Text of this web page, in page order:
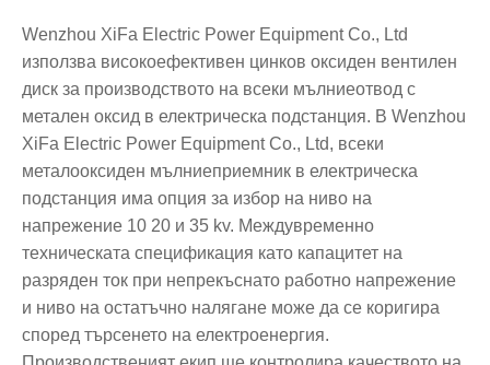
Wenzhou XiFa Electric Power Equipment Co., Ltd
използва високоефективен цинков оксиден вентилен
диск за производството на всеки мълниеотвод с
метален оксид в електрическа подстанция. В Wenzhou
XiFa Electric Power Equipment Co., Ltd, всеки
металооксиден мълниеприемник в електрическа
подстанция има опция за избор на ниво на
напрежение 10 20 и 35 kv. Междувременно
техническата спецификация като капацитет на
разряден ток при непрекъснато работно напрежение
и ниво на остатъчно налягане може да се коригира
според търсенето на електроенергия.